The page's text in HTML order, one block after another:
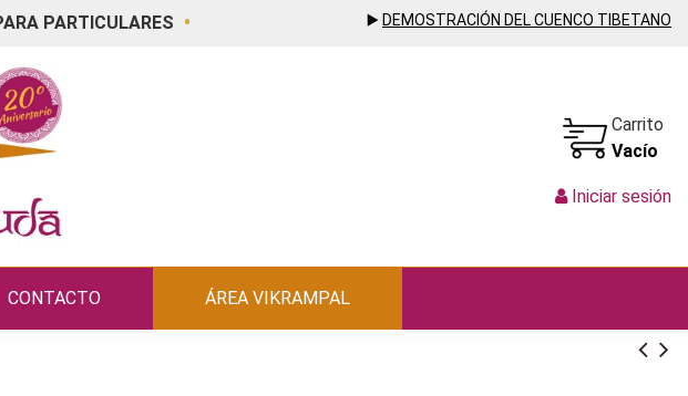
PARTICULARES • ▶️ DEMOSTRACIÓN DEL CUENCO TIBETANO
Carrito
Vacío
Iniciar sesión
CONTACTO ÁREA VIKRAMPAL